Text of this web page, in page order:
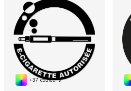
+37 couleurs